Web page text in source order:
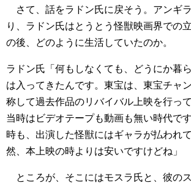
さて、話をラドン氏に戻そう。アンギ
り、ラドン氏はとうとう怪獣映画界での
の後、どのように生活していたのか。
ラドン氏「何もしなくても、どうにか暮
は入ってきたんです。東宝は、東宝チャ
称して過去作品のリバイバル上映を行っ
当時はビデオテープも動画も無い時代で
時も、出演した怪獣にはギャラが払われ
然、本上映の時よりは安いですけどね」
ところが、そこにはモスラ氏と、彼の